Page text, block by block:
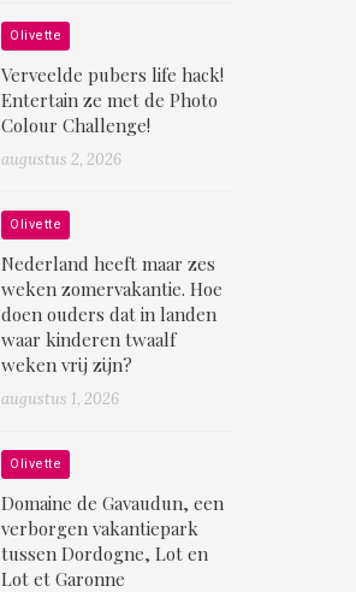
Olivette
Verveelde pubers life hack!
Entertain ze met de Photo
Colour Challenge!
augustus 2, 2026
Olivette
Nederland heeft maar zes
weken zomervakantie. Hoe
doen ouders dat in landen
waar kinderen twaalf
weken vrij zijn?
augustus 1, 2026
Olivette
Domaine de Gavaudun, een
verborgen vakantiepark
tussen Dordogne, Lot en
Lot et Garonne